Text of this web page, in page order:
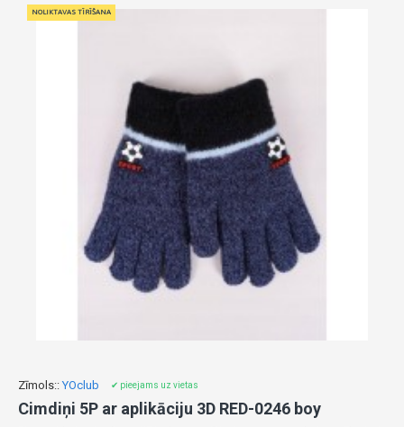
NOLIKTAVAS TĪRĪŠANA
Zīmols:: YOclub ✔ pieejams uz vietas
Cimdiņi 5P ar aplikāciju 3D RED-0246 boy